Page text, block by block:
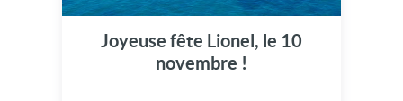
Joyeuse fête Lionel, le 10
novembre !